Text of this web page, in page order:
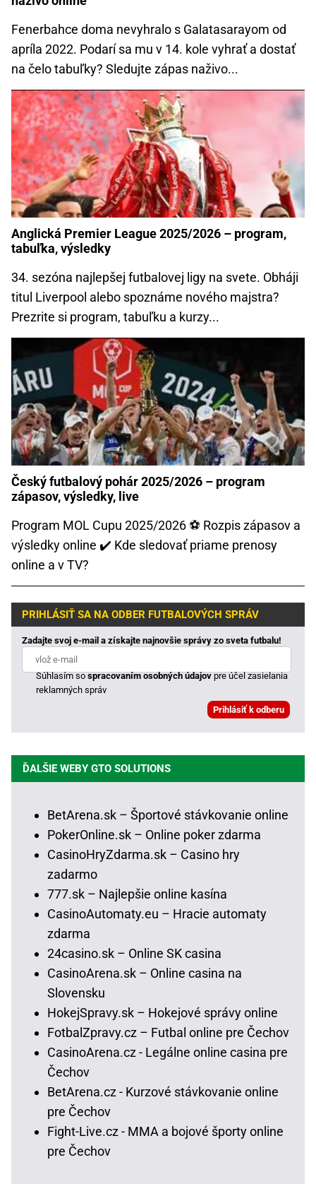
Fenerbahce doma nevyhralo s Galatasarayom od
apríla 2022. Podarí sa mu v 14. kole vyhrať a dostať
na čelo tabuľky? Sledujte zápas naživo...
Anglická Premier League 2025/2026 – program,
tabuľka, výsledky
34. sezóna najlepšej futbalovej ligy na svete. Obháji
titul Liverpool alebo spoznáme nového majstra?
Prezrite si program, tabuľku a kurzy...
Český futbalový pohár 2025/2026 – program
zápasov, výsledky, live
Program MOL Cupu 2025/2026 ⚽ Rozpis zápasov a
výsledky online ✔️ Kde sledovať priame prenosy
online a v TV?
PRIHLÁSIŤ SA NA ODBER FUTBALOVÝCH SPRÁV
Zadajte svoj e-mail a získajte najnovšie správy zo sveta futbalu!
Súhlasím sospracovaním osobných údajovpre účel zasielania
reklamných správ
ĎALŠIE WEBY GTO SOLUTIONS
BetArena.sk – Športové stávkovanie online
PokerOnline.sk – Online poker zdarma
CasinoHryZdarma.sk – Casino hry
zadarmo
777.sk – Najlepšie online kasína
CasinoAutomaty.eu – Hracie automaty
zdarma
24casino.sk – Online SK casina
CasinoArena.sk – Online casina na
Slovensku
HokejSpravy.sk – Hokejové správy online
FotbalZpravy.cz – Futbal online pre Čechov
CasinoArena.cz - Legálne online casina pre
Čechov
BetArena.cz - Kurzové stávkovanie online
pre Čechov
Fight-Live.cz - MMA a bojové športy online
pre Čechov